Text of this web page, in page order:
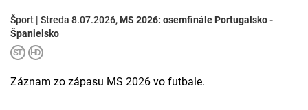
Šport | Streda 8.07.2026, MS 2026: osemfinále Portugalsko -
Španielsko
Záznam zo zápasu MS 2026 vo futbale.